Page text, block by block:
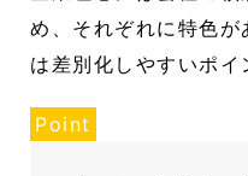
め、それぞれに特色
は差別化しやすいポイ
Point